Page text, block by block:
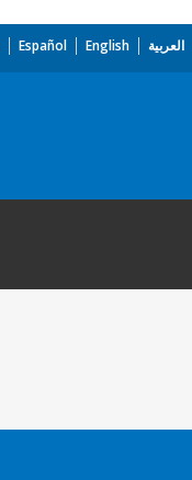
العربية English
Español